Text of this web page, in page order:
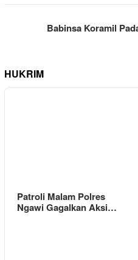
Babinsa Koramil
HUKRIM
Patroli Malam Polres
Ngawi Gagalkan Aksi…